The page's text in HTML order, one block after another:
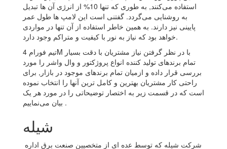
استفاده می‌کنند, به طوری که تنها 10% از انرژی آن ها تبدیل
به روشنایی می‌گردد. گفتنی است این لامپ ها طول عمر
پایینی نیز دارند. به همین خاطر استفاده از آن تنها در مواردی
خواهد بود که نیاز به نور با کیفیت و متراکم وجود دارد.
تیم فورام 4M با در نظر گرفتن نیاز مشتریان با دقت بسیار
تمام برندهای تولید کننده انواع پروژکتور و وال واشر را مورد
بررسی قرار داده و ازمیان تمام برندهای موجود در بازار, برای
راحتی کار مشتریان بهترین و کامل ترین آنها را انتخاب نموده
است که در قسمت زیر به اختصار توضیحاتی را در مورد هر یک
بیان می‌نماییم .
شیله